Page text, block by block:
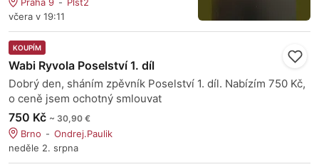
včera v 19:11
KOUPÍM
Wabi Ryvola Poselství 1. díl
Dobrý den, sháním zpěvník Poselství 1. díl. Nabízím 750 Kč,
o ceně jsem ochotný smlouvat
750 Kč ~ 30,90 €
Brno
Ondrej.Paulik
neděle 2. srpna